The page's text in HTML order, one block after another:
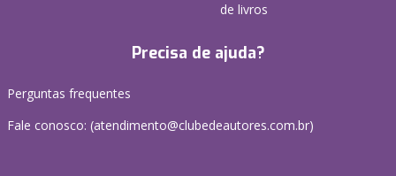
de livros
Precisa de ajuda?
Perguntas frequentes
Fale conosco: (atendimento@clubedeautores.com.br)